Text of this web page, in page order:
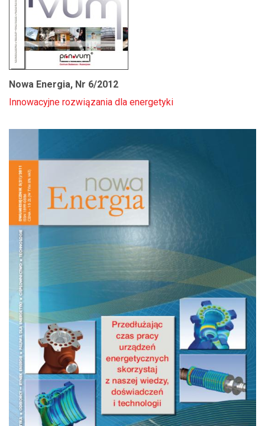
Nowa Energia, Nr 6/2012
Innowacyjne rozwiązania dla energetyki